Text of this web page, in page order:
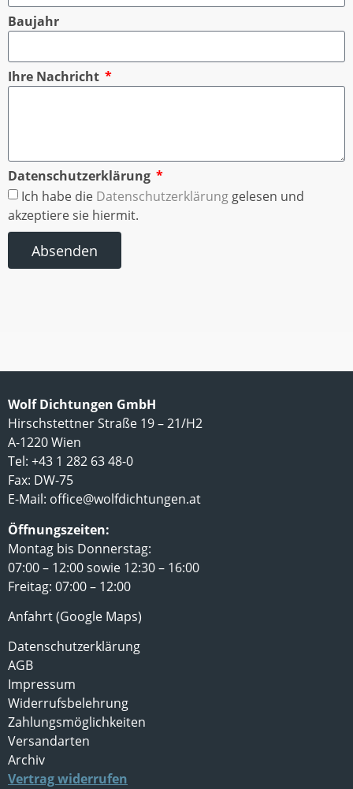
Baujahr
Ihre Nachricht
Datenschutzerklärung
Ich habe die Datenschutzerklärung gelesen und
akzeptiere sie hiermit.
Absenden
Wolf Dichtungen GmbH
Hirschstettner Straße 19 – 21/H2
A-1220 Wien
Tel: +43 1 282 63 48-0
Fax: DW-75
E-Mail: office@wolfdichtungen.at
Öffnungszeiten:
Montag bis Donnerstag:
07:00 – 12:00 sowie 12:30 – 16:00
Freitag: 07:00 – 12:00
Anfahrt (Google Maps)
Datenschutzerklärung
AGB
Impressum
Widerrufsbelehrung
Zahlungsmöglichkeiten
Versandarten
Archiv
Vertrag widerrufen